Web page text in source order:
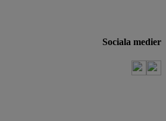
Sociala medier